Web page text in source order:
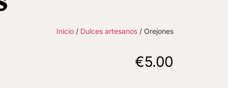
Inicio/ Dulces artesanos/ Orejones
€5.00